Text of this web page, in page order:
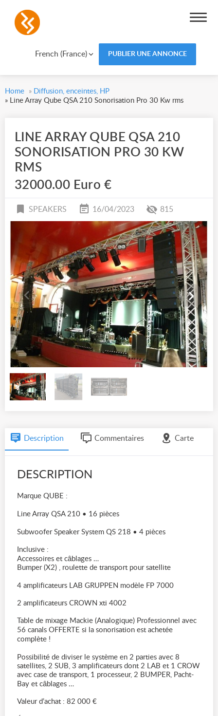
French (France) PUBLIER UNE ANNONCE
Home » Diffusion, enceintes, HP
» Line Array Qube QSA 210 Sonorisation Pro 30 Kw rms
LINE ARRAY QUBE QSA 210
SONORISATION PRO 30 KW
RMS
32000.00 Euro €
SPEAKERS 16/04/2023 815
Description Commentaires Carte
DESCRIPTION
Marque QUBE :
Line Array QSA 210 • 16 pièces
Subwoofer Speaker System QS 218 • 4 pièces
Inclusive :
Accessoires et câblages …
Bumper (X2) , roulette de transport pour satellite
4 amplificateurs LAB GRUPPEN modèle FP 7000
2 amplificateurs CROWN xti 4002
Table de mixage Mackie (Analogique) Professionnel avec
56 canals OFFERTE si la sonorisation est achetée
complète !
Possibilité de diviser le système en 2 parties avec 8
satellites, 2 SUB, 3 amplificateurs dont 2 LAB et 1 CROW
avec case de transport, 1 processeur, 2 BUMPER, Pacht-
Bay et câblages …
Valeur d’achat : 82 000 €